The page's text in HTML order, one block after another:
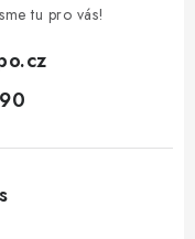
tu pro vás!